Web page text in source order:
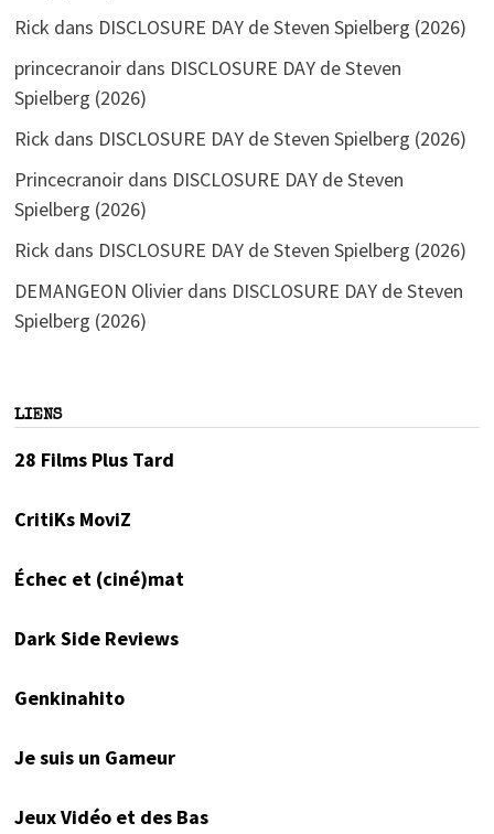
Rick dans DISCLOSURE DAY de Steven Spielberg (2026)
princecranoirdans DISCLOSURE DAY de Steven
Spielberg (2026)
Rick dans DISCLOSURE DAY de Steven Spielberg (2026)
Princecranoirdans DISCLOSURE DAY de Steven
Spielberg (2026)
Rick dans DISCLOSURE DAY de Steven Spielberg (2026)
DEMANGEON Olivierdans DISCLOSURE DAY de Steven
Spielberg (2026)
LIENS
28 Films Plus Tard
CritiKs MoviZ
Échec et (ciné)mat
Dark Side Reviews
Genkinahito
Je suis un Gameur
Jeux Vidéo et des Bas